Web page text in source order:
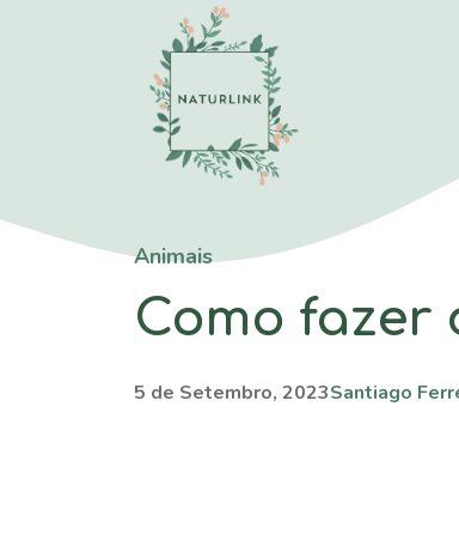
Animais
Como fazer
5 de Setembro, 2023Santiago